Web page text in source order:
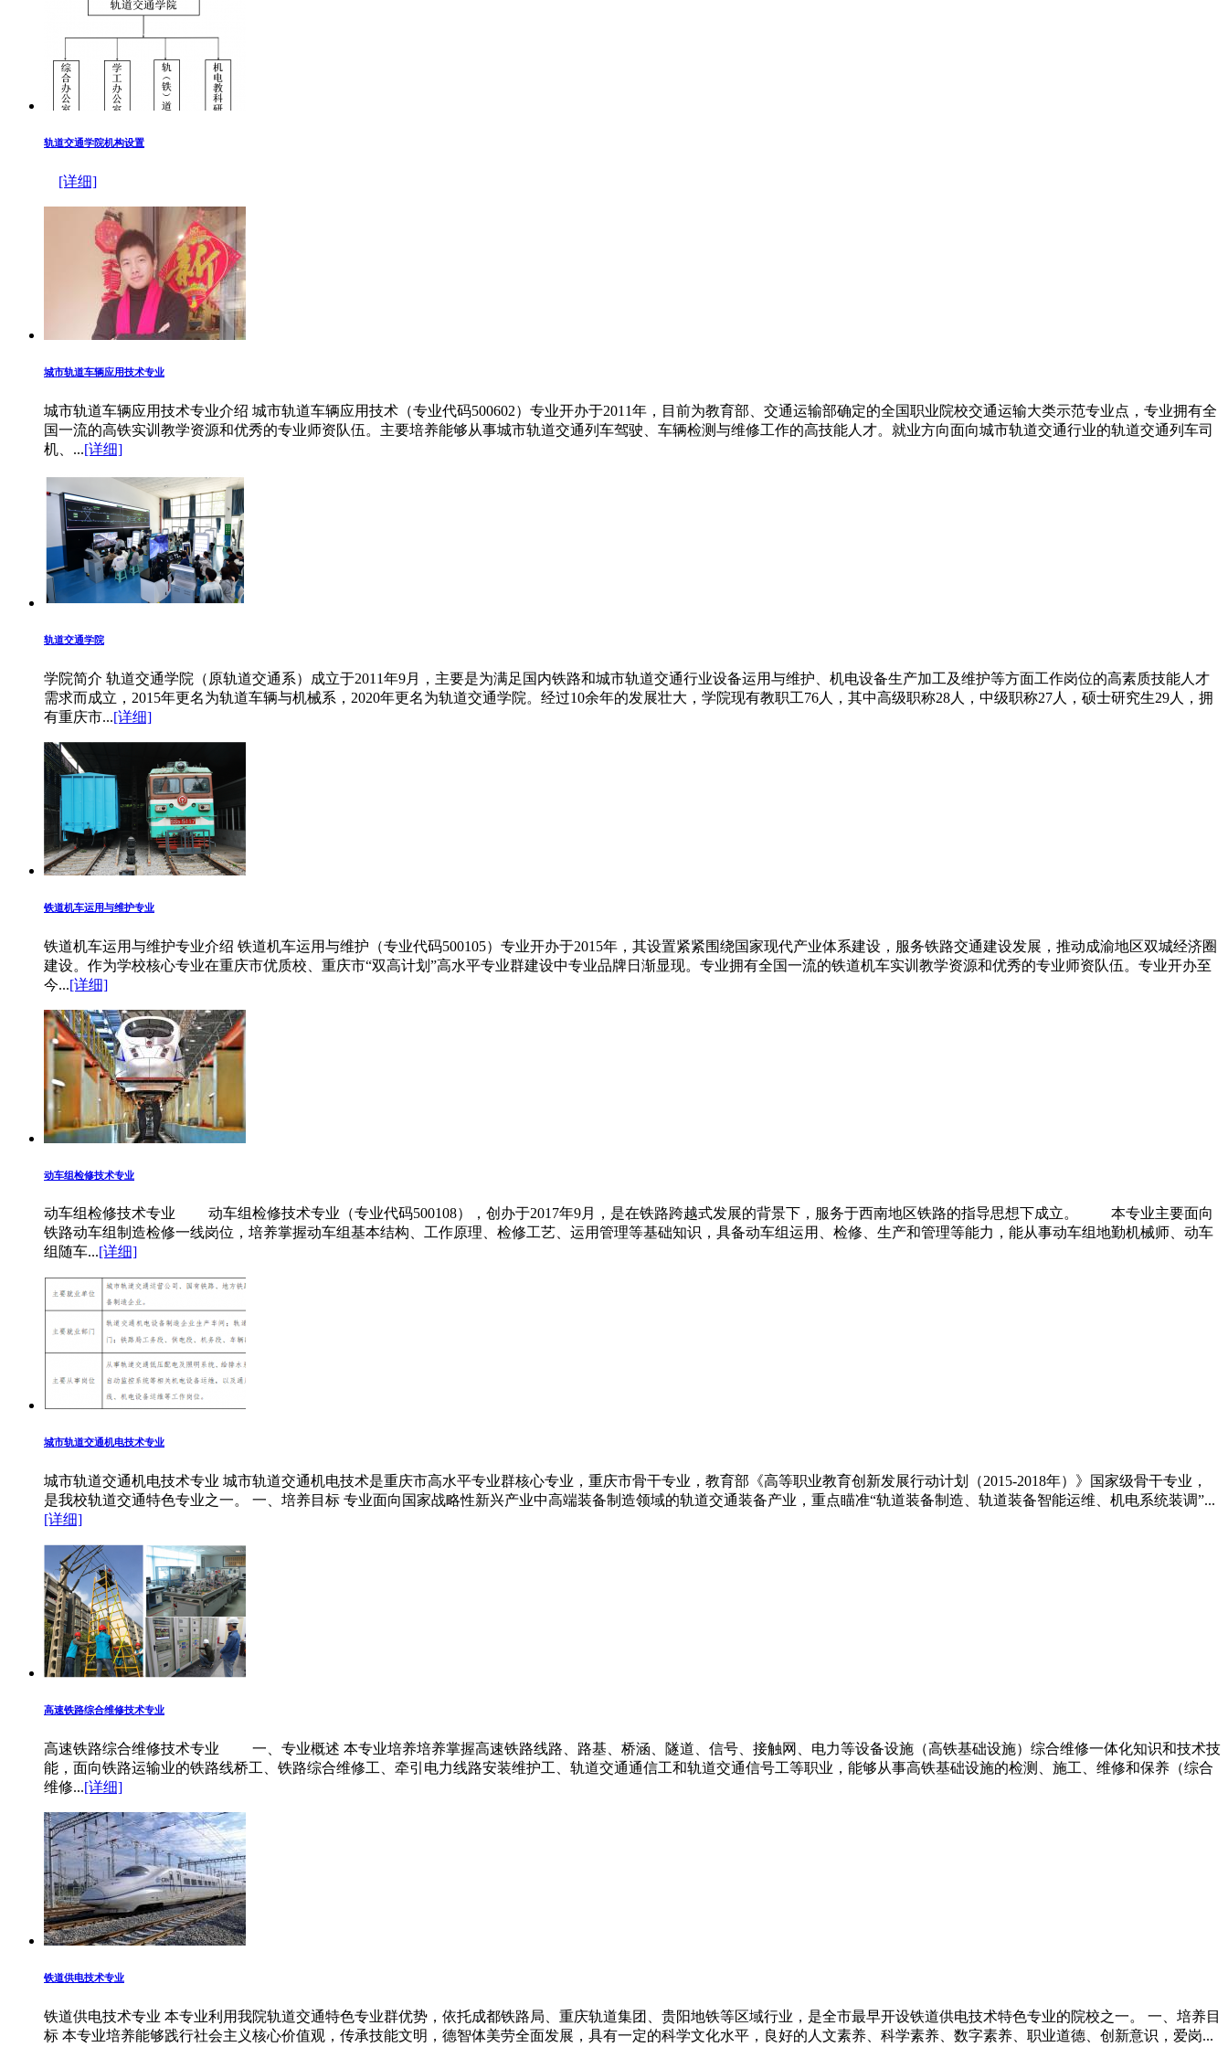
轨道交通学院机构设置
[详细]
城市轨道车辆应用技术专业
城市轨道车辆应用技术专业介绍 城市轨道车辆应用技术（专业代码500602）专业开办于2011年，目前为教育部、交通运输部确定的全国职业院校交通运输大类示范专业点，专业拥有全
国一流的高铁实训教学资源和优秀的专业师资队伍。主要培养能够从事城市轨道交通列车驾驶、车辆检测与维修工作的高技能人才。就业方向面向城市轨道交通行业的轨道交通列车司
机、...[详细]
轨道交通学院
学院简介 轨道交通学院（原轨道交通系）成立于2011年9月，主要是为满足国内铁路和城市轨道交通行业设备运用与维护、机电设备生产加工及维护等方面工作岗位的高素质技能人才
需求而成立，2015年更名为轨道车辆与机械系，2020年更名为轨道交通学院。经过10余年的发展壮大，学院现有教职工76人，其中高级职称28人，中级职称27人，硕士研究生29人，拥
有重庆市...[详细]
铁道机车运用与维护专业
铁道机车运用与维护专业介绍 铁道机车运用与维护（专业代码500105）专业开办于2015年，其设置紧紧围绕国家现代产业体系建设，服务铁路交通建设发展，推动成渝地区双城经济圈
建设。作为学校核心专业在重庆市优质校、重庆市“双高计划”高水平专业群建设中专业品牌日渐显现。专业拥有全国一流的铁道机车实训教学资源和优秀的专业师资队伍。专业开办至
今...[详细]
动车组检修技术专业
动车组检修技术专业 动车组检修技术专业（专业代码500108），创办于2017年9月，是在铁路跨越式发展的背景下，服务于西南地区铁路的指导思想下成立。 本专业主要面向
铁路动车组制造检修一线岗位，培养掌握动车组基本结构、工作原理、检修工艺、运用管理等基础知识，具备动车组运用、检修、生产和管理等能力，能从事动车组地勤机械师、动车
组随车...[详细]
城市轨道交通机电技术专业
城市轨道交通机电技术专业 城市轨道交通机电技术是重庆市高水平专业群核心专业，重庆市骨干专业，教育部《高等职业教育创新发展行动计划（2015-2018年）》国家级骨干专业，
是我校轨道交通特色专业之一。 一、培养目标 专业面向国家战略性新兴产业中高端装备制造领域的轨道交通装备产业，重点瞄准“轨道装备制造、轨道装备智能运维、机电系统装调”...
[详细]
高速铁路综合维修技术专业
高速铁路综合维修技术专业 一、专业概述 本专业培养培养掌握高速铁路线路、路基、桥涵、隧道、信号、接触网、电力等设备设施（高铁基础设施）综合维修一体化知识和技术技
能，面向铁路运输业的铁路线桥工、铁路综合维修工、牵引电力线路安装维护工、轨道交通通信工和轨道交通信号工等职业，能够从事高铁基础设施的检测、施工、维修和保养（综合
维修...[详细]
铁道供电技术专业
铁道供电技术专业 本专业利用我院轨道交通特色专业群优势，依托成都铁路局、重庆轨道集团、贵阳地铁等区域行业，是全市最早开设铁道供电技术特色专业的院校之一。 一、培养目
标 本专业培养能够践行社会主义核心价值观，传承技能文明，德智体美劳全面发展，具有一定的科学文化水平，良好的人文素养、科学素养、数字素养、职业道德、创新意识，爱岗...